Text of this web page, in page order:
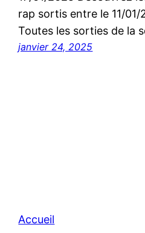
rap sortis entre le 11/01/
Toutes les sorties de la
janvier 24, 2025
Accueil